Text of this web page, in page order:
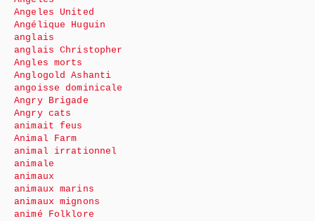
Angeles United
Angélique Huguin
anglais
anglais Christopher
Angles morts
Anglogold Ashanti
angoisse dominicale
Angry Brigade
Angry cats
animait feus
Animal Farm
animal irrationnel
animale
animaux
animaux marins
animaux mignons
animé Folklore